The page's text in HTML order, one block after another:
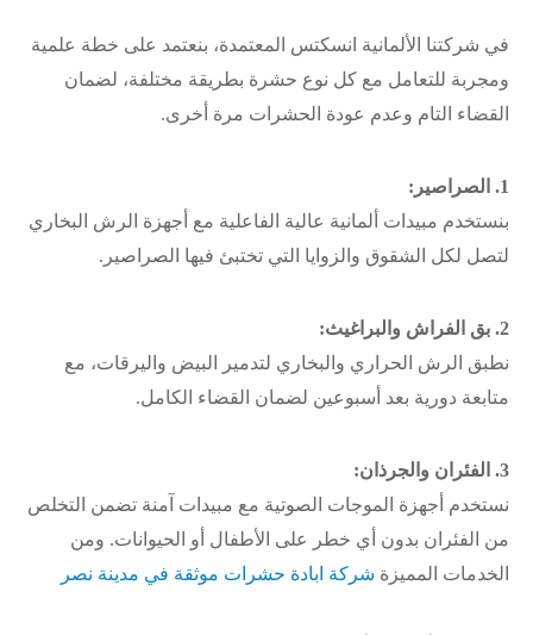
في شركتنا الألمانية انسكتس المعتمدة، بنعتمد على خطة علمية
ومجربة للتعامل مع كل نوع حشرة بطريقة مختلفة، لضمان
القضاء التام وعدم عودة الحشرات مرة أخرى.
1. الصراصير:
بنستخدم مبيدات ألمانية عالية الفاعلية مع أجهزة الرش البخاري
لتصل لكل الشقوق والزوايا التي تختبئ فيها الصراصير.
2. بق الفراش والبراغيث:
نطبق الرش الحراري والبخاري لتدمير البيض واليرقات، مع
متابعة دورية بعد أسبوعين لضمان القضاء الكامل.
3. الفئران والجرذان:
نستخدم أجهزة الموجات الصوتية مع مبيدات آمنة تضمن التخلص
من الفئران بدون أي خطر على الأطفال أو الحيوانات. ومن
الخدمات المميزة شركة ابادة حشرات موثقة في مدينة نصر